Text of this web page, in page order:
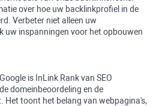
over hoe uw backlinkprofiel in de
Verbeter niet alleen uw
uw inspanningen voor het opbouwen
is InLink Rankvan SEO
domeinbeoordeling en de
Het toont het belang van webpagina's,